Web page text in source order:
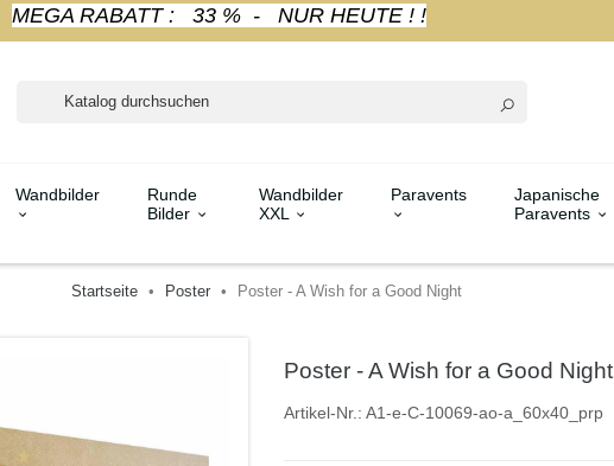
MEGA RABATT : 33 % - NUR HEUTE ! !
Wandbilder
Runde
Bilder
Wandbilder
XXL
Paravents
Japanische
Paravents
Startseite Poster Poster - A Wish for a Good Night
Poster - A Wish for a Good Night
Artikel-Nr.: A1-e-C-10069-ao-a_60x40_prp